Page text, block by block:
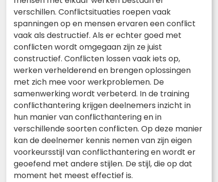
verschillen. Conflictsituaties roepen vaak
spanningen op en mensen ervaren een conflict
vaak als destructief. Als er echter goed met
conflicten wordt omgegaan zijn ze juist
constructief. Conflicten lossen vaak iets op,
werken verhelderend en brengen oplossingen
met zich mee voor werkproblemen. De
samenwerking wordt verbeterd. In de training
conflicthantering krijgen deelnemers inzicht in
hun manier van conflicthantering en in
verschillende soorten conflicten. Op deze manier
kan de deelnemer kennis nemen van zijn eigen
voorkeursstijl van conflicthantering en wordt er
geoefend met andere stijlen. De stijl, die op dat
moment het meest effectief is.